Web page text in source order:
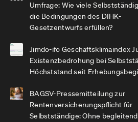
Umfrage: Wie viele
die Bedingungen des DIHK-
Gesetzentwurfs erfüllen?
Jimdo-ifo Geschäftsklimaindex
Existenzbedrohung bei
Höchststand seit
BAGSV-Pressemitteilung zur
Rentenversicherungspflicht für
Selbstständige: Ohne